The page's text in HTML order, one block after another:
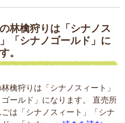
林檎狩りは「シナノス
「シナノゴールド」に
。
檎狩りは「シナノスィート」
ゴールド」になります。 直売所
は「シナノスィート」「シナ